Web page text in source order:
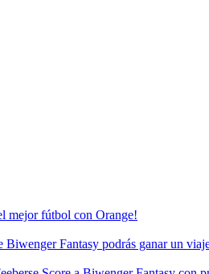
mejor fútbol con Orange!
Biwenger Fantasy podrás ganar un